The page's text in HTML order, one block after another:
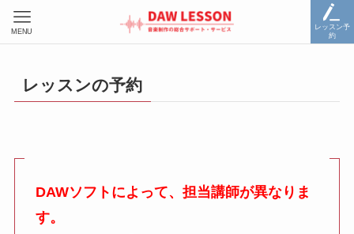
レッスン予
約
MENU
レッスンの予約
DAWソフトによって、担当講師が異なりま
す。